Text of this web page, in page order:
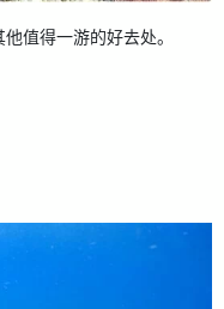
值得一游的好去处。